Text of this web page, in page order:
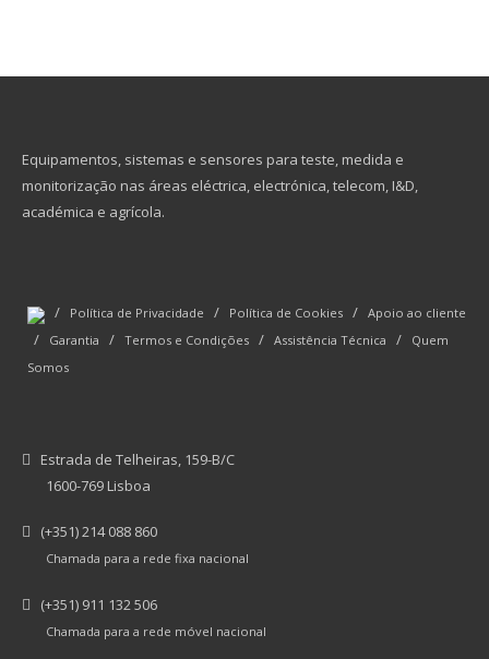
Equipamentos, sistemas e sensores para teste, medida e
monitorização nas áreas eléctrica, electrónica, telecom, I&D,
académica e agrícola.
/ Política de Privacidade / Política de Cookies / Apoio ao cliente
/ Garantia / Termos e Condições / Assistência Técnica /
Quem
Somos
Estrada de Telheiras, 159-B/C
1600-769 Lisboa
(+351) 214 088 860
Chamada para a rede fixa nacional
(+351) 911 132 506
Chamada para a rede móvel nacional